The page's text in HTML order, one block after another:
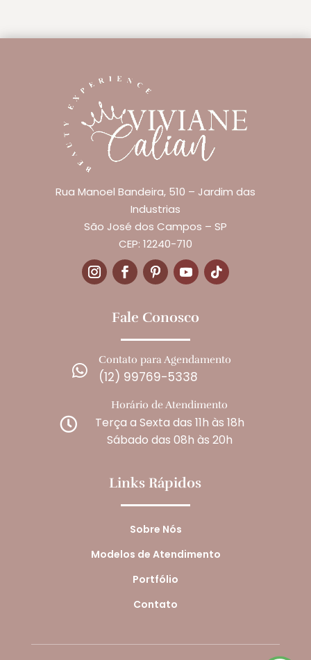
Rua Manoel Bandeira, 510 – Jardim das
Industrias
São José dos Campos – SP
CEP: 12240-710
Fale Conosco

Contato para Agendamento
(12) 99769-5338

Horário de Atendimento
Terça a Sexta das 11h às 18h
Sábado das 08h às 20h
Links Rápidos
Sobre Nós
Modelos de Atendimento
Portfólio
Contato